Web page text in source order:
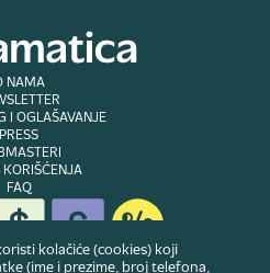
NAMA
I OGLAŠAVANJE
PRESS
KORIŠĆENJA
FAQ
kolačiće (cookies) koji
(ime i prezime, broj telefona,